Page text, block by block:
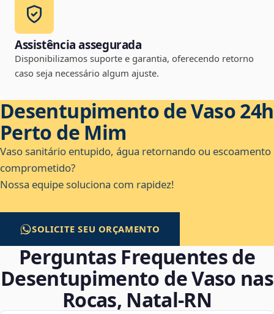
Assistência assegurada
Disponibilizamos suporte e garantia, oferecendo retorno
caso seja necessário algum ajuste.
Desentupimento de Vaso 24h
Perto de Mim
Vaso sanitário entupido, água retornando ou escoamento
comprometido?
Nossa equipe soluciona com rapidez!
SOLICITE SEU ORÇAMENTO
Perguntas Frequentes de
Desentupimento de Vaso nas
Rocas, Natal‑RN